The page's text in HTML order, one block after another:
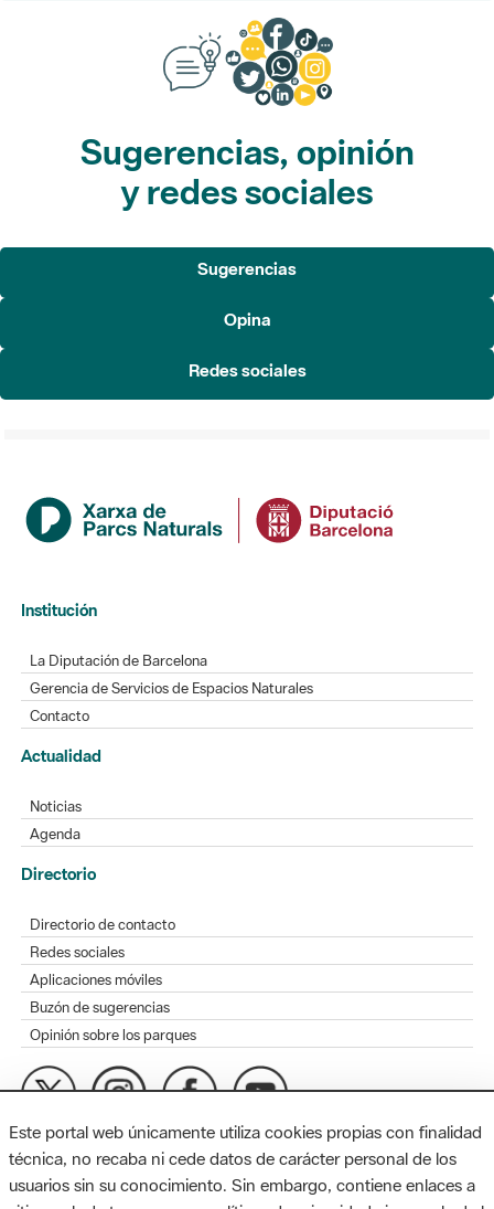
Sugerencias, opinión
y redes sociales
Sugerencias
Opina
Redes sociales
Institución
La Diputación de Barcelona
Gerencia de Servicios de Espacios Naturales
Contacto
Actualidad
Noticias
Agenda
Directorio
Directorio de contacto
Redes sociales
Aplicaciones móviles
Buzón de sugerencias
Opinión sobre los parques
MAPA WEB AVISO LEGAL ACCESIBILIDAD
Diputación de Barcelona. Edifici Llacuna, 1a planta. Badajoz, 49.
Este portal web únicamente utiliza cookies propias con finalidad
técnica, no recaba ni cede datos de carácter personal de los
usuarios sin su conocimiento. Sin embargo, contiene enlaces a